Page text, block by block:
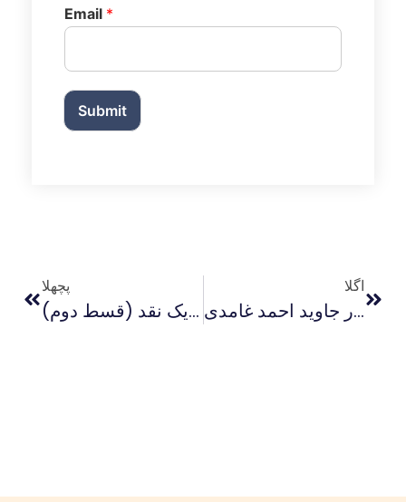
Email *
Submit
پچھلا
فکرِ غامدی ، قرآن فہمی کے بنیادی اصول : ایک نقد (قسط دوم)
اگلا
غلبہء دین اور جاوید احمد غامدی